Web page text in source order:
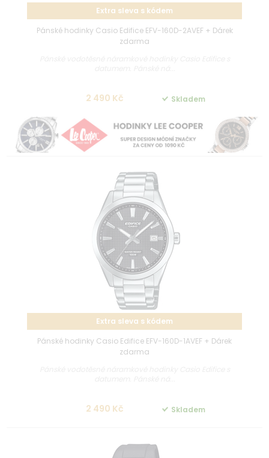
Extra sleva s kódem
Pánské hodinky Casio Edifice EFV-160D-2AVEF + Dárek
zdarma
2 490 Kč Skladem
Extra sleva s kódem
Pánské hodinky Casio Edifice EFV-160D-1AVEF + Dárek
zdarma
2 490 Kč Skladem